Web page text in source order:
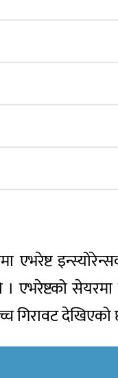
एभरेष्ट
। एभरेष्टको
गिरावट देखिएको